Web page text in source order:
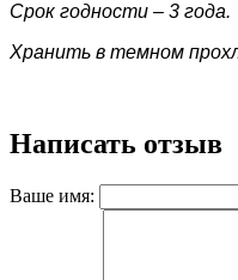
Срок годности – 3 года.
Хранить в темном
Написать отзыв
Ваше имя: